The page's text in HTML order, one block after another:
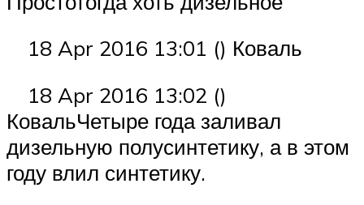
18 Apr 2016 13:01 () Коваль
18 Apr 2016 13:02 ()
КовальЧетыре года заливал
дизельную полусинтетику, а в этом
году влил синтетику.